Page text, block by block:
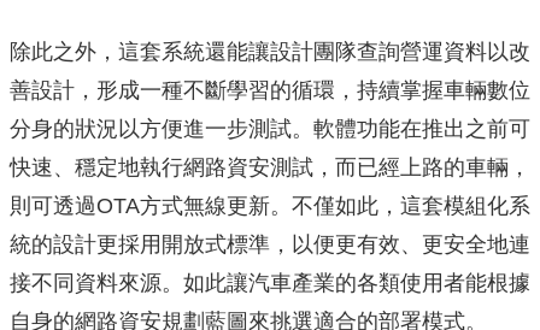
除此之外，這套系統還能讓設計團隊查詢營運資料以改
善設計，形成一種不斷學習的循環，持續掌握車輛數位
分身的狀況以方便進一步測試。軟體功能在推出之前可
快速、穩定地執行網路資安測試，而已經上路的車輛，
則可透過OTA方式無線更新。不僅如此，這套模組化系
統的設計更採用開放式標準，以便更有效、更安全地連
接不同資料來源。如此讓汽車產業的各類使用者能根據
自身的網路資安規劃藍圖來挑選適合的部署模式。